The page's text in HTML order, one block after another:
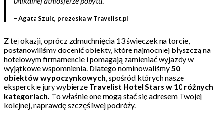
–Agata Szulc, prezeska w Travelist.pl
Z tej okazji, oprócz zdmuchnięcia 13 świeczek na torcie,
postanowiliśmy docenić obiekty, które najmocniej błyszczą na
hotelowym firmamencie i pomagają zamieniać wyjazdy w
wyjątkowe wspomnienia. Dlatego nominowaliśmy50
obiektów wypoczynkowych, spośród których nasze
eksperckie jury wybierze Travelist Hotel Stars w 10 różnych
kategoriach. To właśnie one mogą stać się adresem Twojej
kolejnej, naprawdę szczęśliwej podróży.